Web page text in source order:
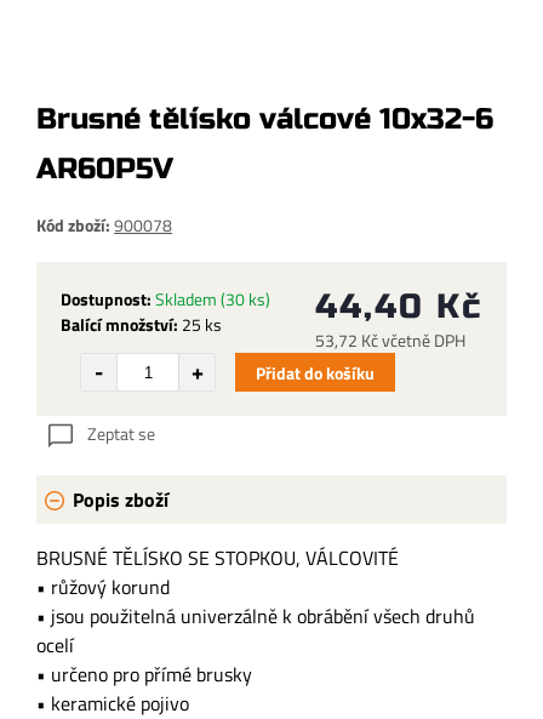
Brusné tělísko válcové 10x32-6
AR60P5V
Kód zboží:900078
Dostupnost:Skladem(30 ks)
Balící množství: 25 ks 44,40 Kč
53,72 Kč včetně DPH
Přidat do košíku
Zeptat se
Popis zboží
BRUSNÉ TĚLÍSKO SE STOPKOU, VÁLCOVITÉ
• růžový korund
• jsou použitelná univerzálně k obrábění všech druhů
ocelí
• určeno pro přímé brusky
• keramické pojivo